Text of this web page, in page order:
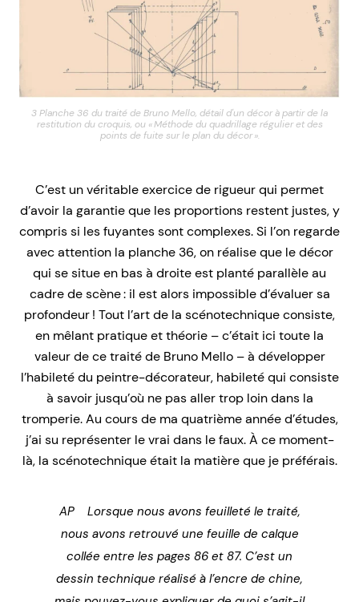
3 Planche 36 du traité de Bruno Mello, détail d'un décor à partir de la
restitution du croquis, ou « Méthode du quadrillage régulier et des
points de fuite sur le plan du décor ».
C’est un véritable exercice de rigueur qui permet
d’avoir la garantie que les proportions restent justes, y
compris si les fuyantes sont complexes. Si l’on regarde
avec attention la planche 36, on réalise que le décor
qui se situe en bas à droite est planté parallèle au
cadre de scène : il est alors impossible d’évaluer sa
profondeur ! Tout l’art de la scénotechnique consiste,
en mêlant pratique et théorie – c’était ici toute la
valeur de ce traité de Bruno Mello – à développer
l’habileté du peintre-décorateur, habileté qui consiste
à savoir jusqu’où ne pas aller trop loin dans la
tromperie. Au cours de ma quatrième année d’études,
j’ai su représenter le vrai dans le faux. À ce moment-
là, la scénotechnique était la matière que je préférais.
AP Lorsque nous avons feuilleté le traité,
nous avons retrouvé une feuille de calque
collée entre les pages 86 et 87. C’est un
dessin technique réalisé à l’encre de chine,